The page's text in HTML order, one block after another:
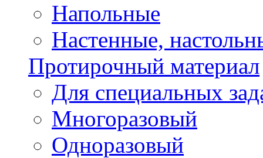
Напольные
Настенные,
Протирочный материал
Для специальных
Многоразовый
Одноразовый